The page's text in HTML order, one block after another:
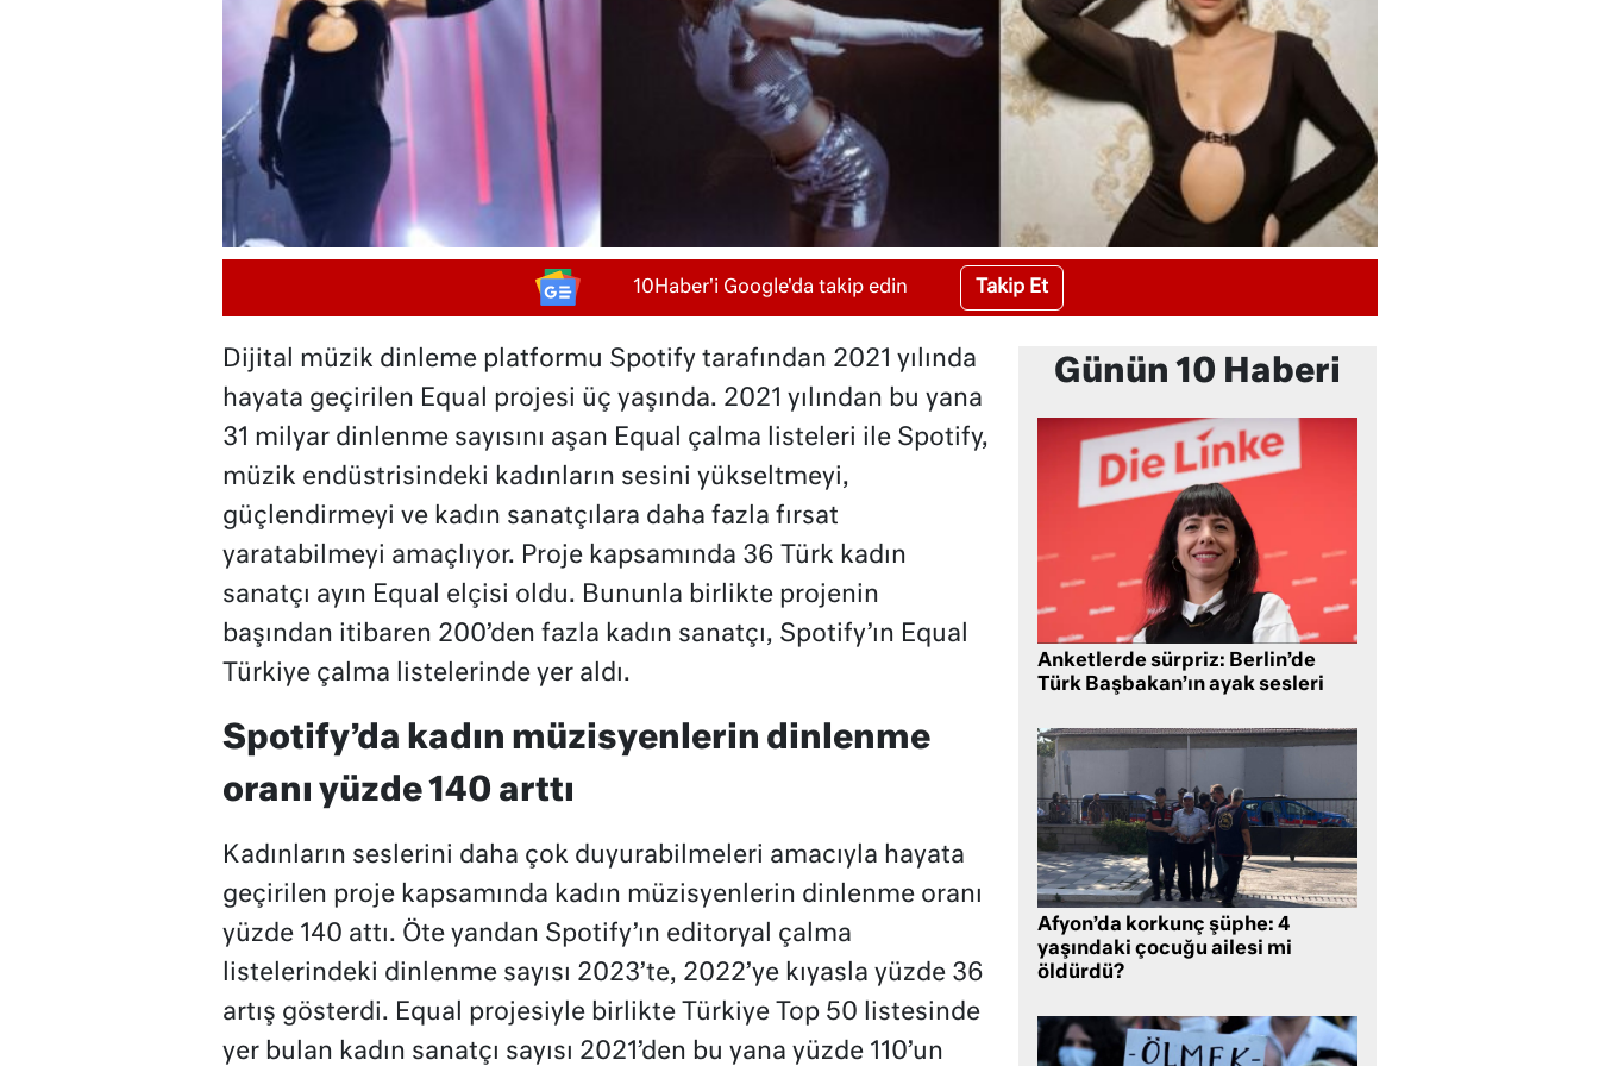
10Haber'i Google'da takip edin Takip Et
Dijital müzik dinleme platformu Spotify tarafından 2021 yılında
hayata geçirilen Equal projesi üç yaşında. 2021 yılından bu yana
31 milyar dinlenme sayısını aşan Equal çalma listeleri ile Spotify,
müzik endüstrisindeki kadınların sesini yükseltmeyi,
güçlendirmeyi ve kadın sanatçılara daha fazla fırsat
yaratabilmeyi amaçlıyor. Proje kapsamında 36 Türk kadın
sanatçı ayın Equal elçisi oldu. Bununla birlikte projenin
başından itibaren 200’den fazla kadın sanatçı, Spotify’ın Equal
Türkiye çalma listelerinde yer aldı.
Spotify’da kadın müzisyenlerin dinlenme
oranı yüzde 140 arttı
Kadınların seslerini daha çok duyurabilmeleri amacıyla hayata
geçirilen proje kapsamında kadın müzisyenlerin dinlenme oranı
yüzde 140 attı. Öte yandan Spotify’ın editoryal çalma
listelerindeki dinlenme sayısı 2023’te, 2022’ye kıyasla yüzde 36
artış gösterdi. Equal projesiyle birlikte Türkiye Top 50 listesinde
yer bulan kadın sanatçı sayısı 2021’den bu yana yüzde 110’un
Günün 10 Haberi
Anketlerde sürpriz: Berlin’de
Türk Başbakan’ın ayak sesleri
Afyon’da korkunç şüphe: 4
yaşındaki çocuğu ailesi mi
öldürdü?